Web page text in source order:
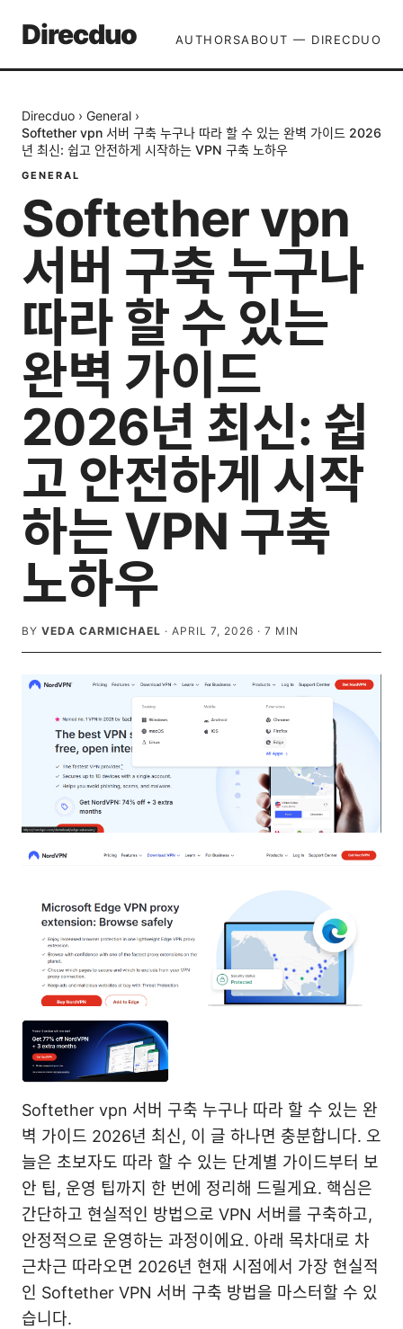
Direcduo AUTHORSABOUT — DIRECDUO
Direcduo › General ›
Softether vpn 서버 구축 누구나 따라 할 수 있는 완벽 가이드 2026
년 최신: 쉽고 안전하게 시작하는 VPN 구축 노하우
GENERAL
Softether vpn
서버 구축 누구나
따라 할 수 있는
완벽 가이드
2026년 최신: 쉽
고 안전하게 시작
하는 VPN 구축
노하우
BY VEDA CARMICHAEL · APRIL 7, 2026 · 7 MIN
Softether vpn 서버 구축 누구나 따라 할 수 있는 완
벽 가이드 2026년 최신, 이 글 하나면 충분합니다. 오
늘은 초보자도 따라 할 수 있는 단계별 가이드부터 보
안 팁, 운영 팁까지 한 번에 정리해 드릴게요. 핵심은
간단하고 현실적인 방법으로 VPN 서버를 구축하고,
안정적으로 운영하는 과정이에요. 아래 목차대로 차
근차근 따라오면 2026년 현재 시점에서 가장 현실적
인 Softether VPN 서버 구축 방법을 마스터할 수 있
습니다.